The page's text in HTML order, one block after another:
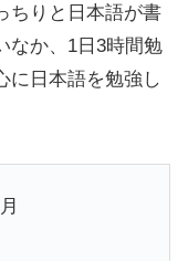
ちりと日本語が書
なか、1日3時間勉
に日本語を勉強し